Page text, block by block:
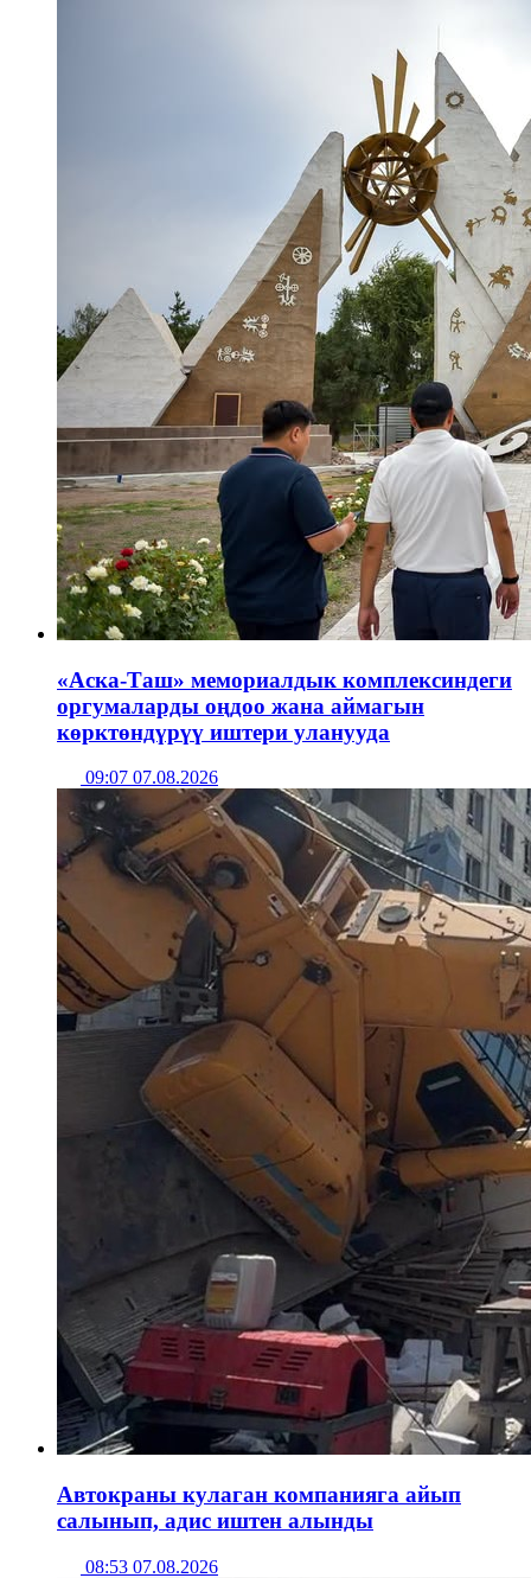
«Аска-Таш» мемориалдык комплексиндеги
оргумаларды оңдоо жана аймагын
көрктөндүрүү иштери уланууда
09:07 07.08.2026
Автокраны кулаган компанияга айып
салынып, адис иштен алынды
08:53 07.08.2026